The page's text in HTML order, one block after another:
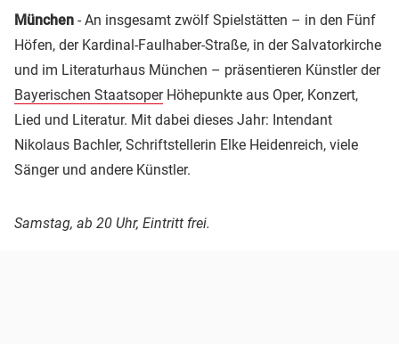
München - An insgesamt zwölf Spielstätten – in den Fünf
Höfen, der Kardinal-Faulhaber-Straße, in der Salvatorkirche
und im Literaturhaus München – präsentieren Künstler der
Bayerischen StaatsoperHöhepunkte aus Oper, Konzert,
Lied und Literatur. Mit dabei dieses Jahr: Intendant
Nikolaus Bachler, Schriftstellerin Elke Heidenreich, viele
Sänger und andere Künstler.
Samstag, ab 20 Uhr, Eintritt frei.